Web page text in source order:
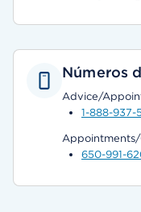
Números
Advice/
1-888-937-
650-991-